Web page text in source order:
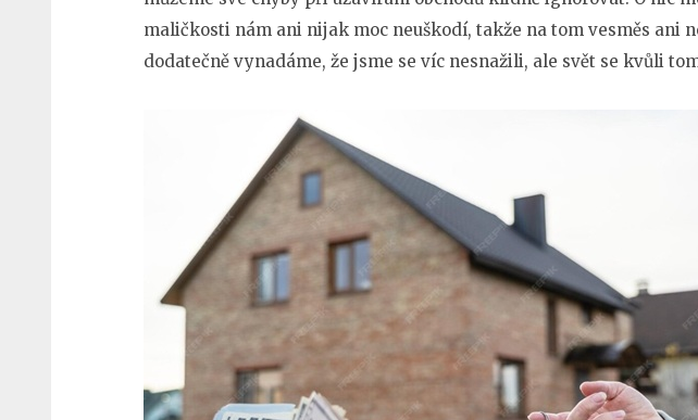
maličkosti nám ani nijak moc neuškodí, takže na tom vesměs ani
dodatečně vynadáme, že jsme se víc nesnažili, ale svět se kvůli